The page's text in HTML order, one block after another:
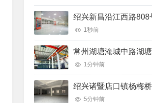
1秒前
1分钟前
5分钟前